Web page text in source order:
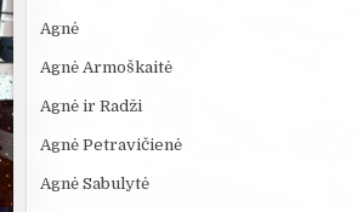
Agnė
Agnė Armoškaitė
Agnė ir Radži
Agnė Petravičienė
Agnė Sabulytė